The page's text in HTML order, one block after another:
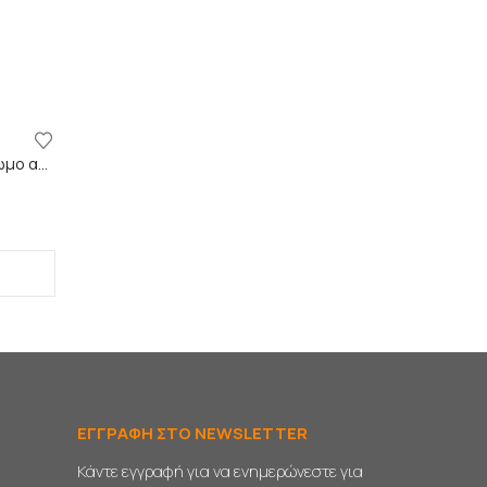
GAP FILLER VERMEISTER – Έγχρωμο ακρυλικό σφραγιστικό
ΕΓΓΡΑΦΗ ΣΤΟ NEWSLETTER
Κάντε εγγραφή για να ενημερώνεστε για